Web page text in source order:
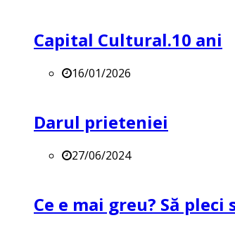
Capital Cultural.10 ani
16/01/2026
Darul prieteniei
27/06/2024
Ce e mai greu? Să pleci